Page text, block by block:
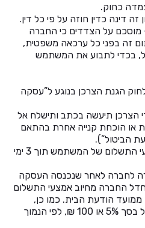
כחוק.
דינה כדין חוזה על פי כל דין.
על הצדדים כי החברה
זה בפני כל ערכאה משפטית,
בכדי לתבוע את המשתמש
הגנת הצרכן בנוגע ל”עסקה
הצרכן תיעשה בכתב ותישלח אל
או הוכחת קנייה אחרת בהתאם
הביטול”).
50. החברה תחדל מחיוב אמצעי התשלום של המשתמש תוך 3 ימי
לחברה לאחר שנכנסה העסקה
החברה מחיוב אמצעי התשלום
3 ימי עסקים ממועד הודעת הבית. כמו כן,
רשאית החברה לגבות דמי ביטול בסך 5% או 100 ₪, לפי הנמוך